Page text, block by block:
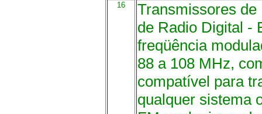
16
Transmissores
de Radio Digital -
freqüência
88 a 108 MHz,
compatível para
qualquer sistema